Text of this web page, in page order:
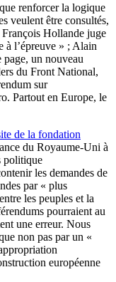
renforcer la logique
veulent être consultés,
François Hollande juge
à l’épreuve » ; Alain
un nouveau
du Front National,
sur
Partout en Europe, le
de la fondation
du Royaume-Uni à
politique
les demandes de
par « plus
les peuples et la
pourraient au
une erreur. Nous
non pas par un «
européenne